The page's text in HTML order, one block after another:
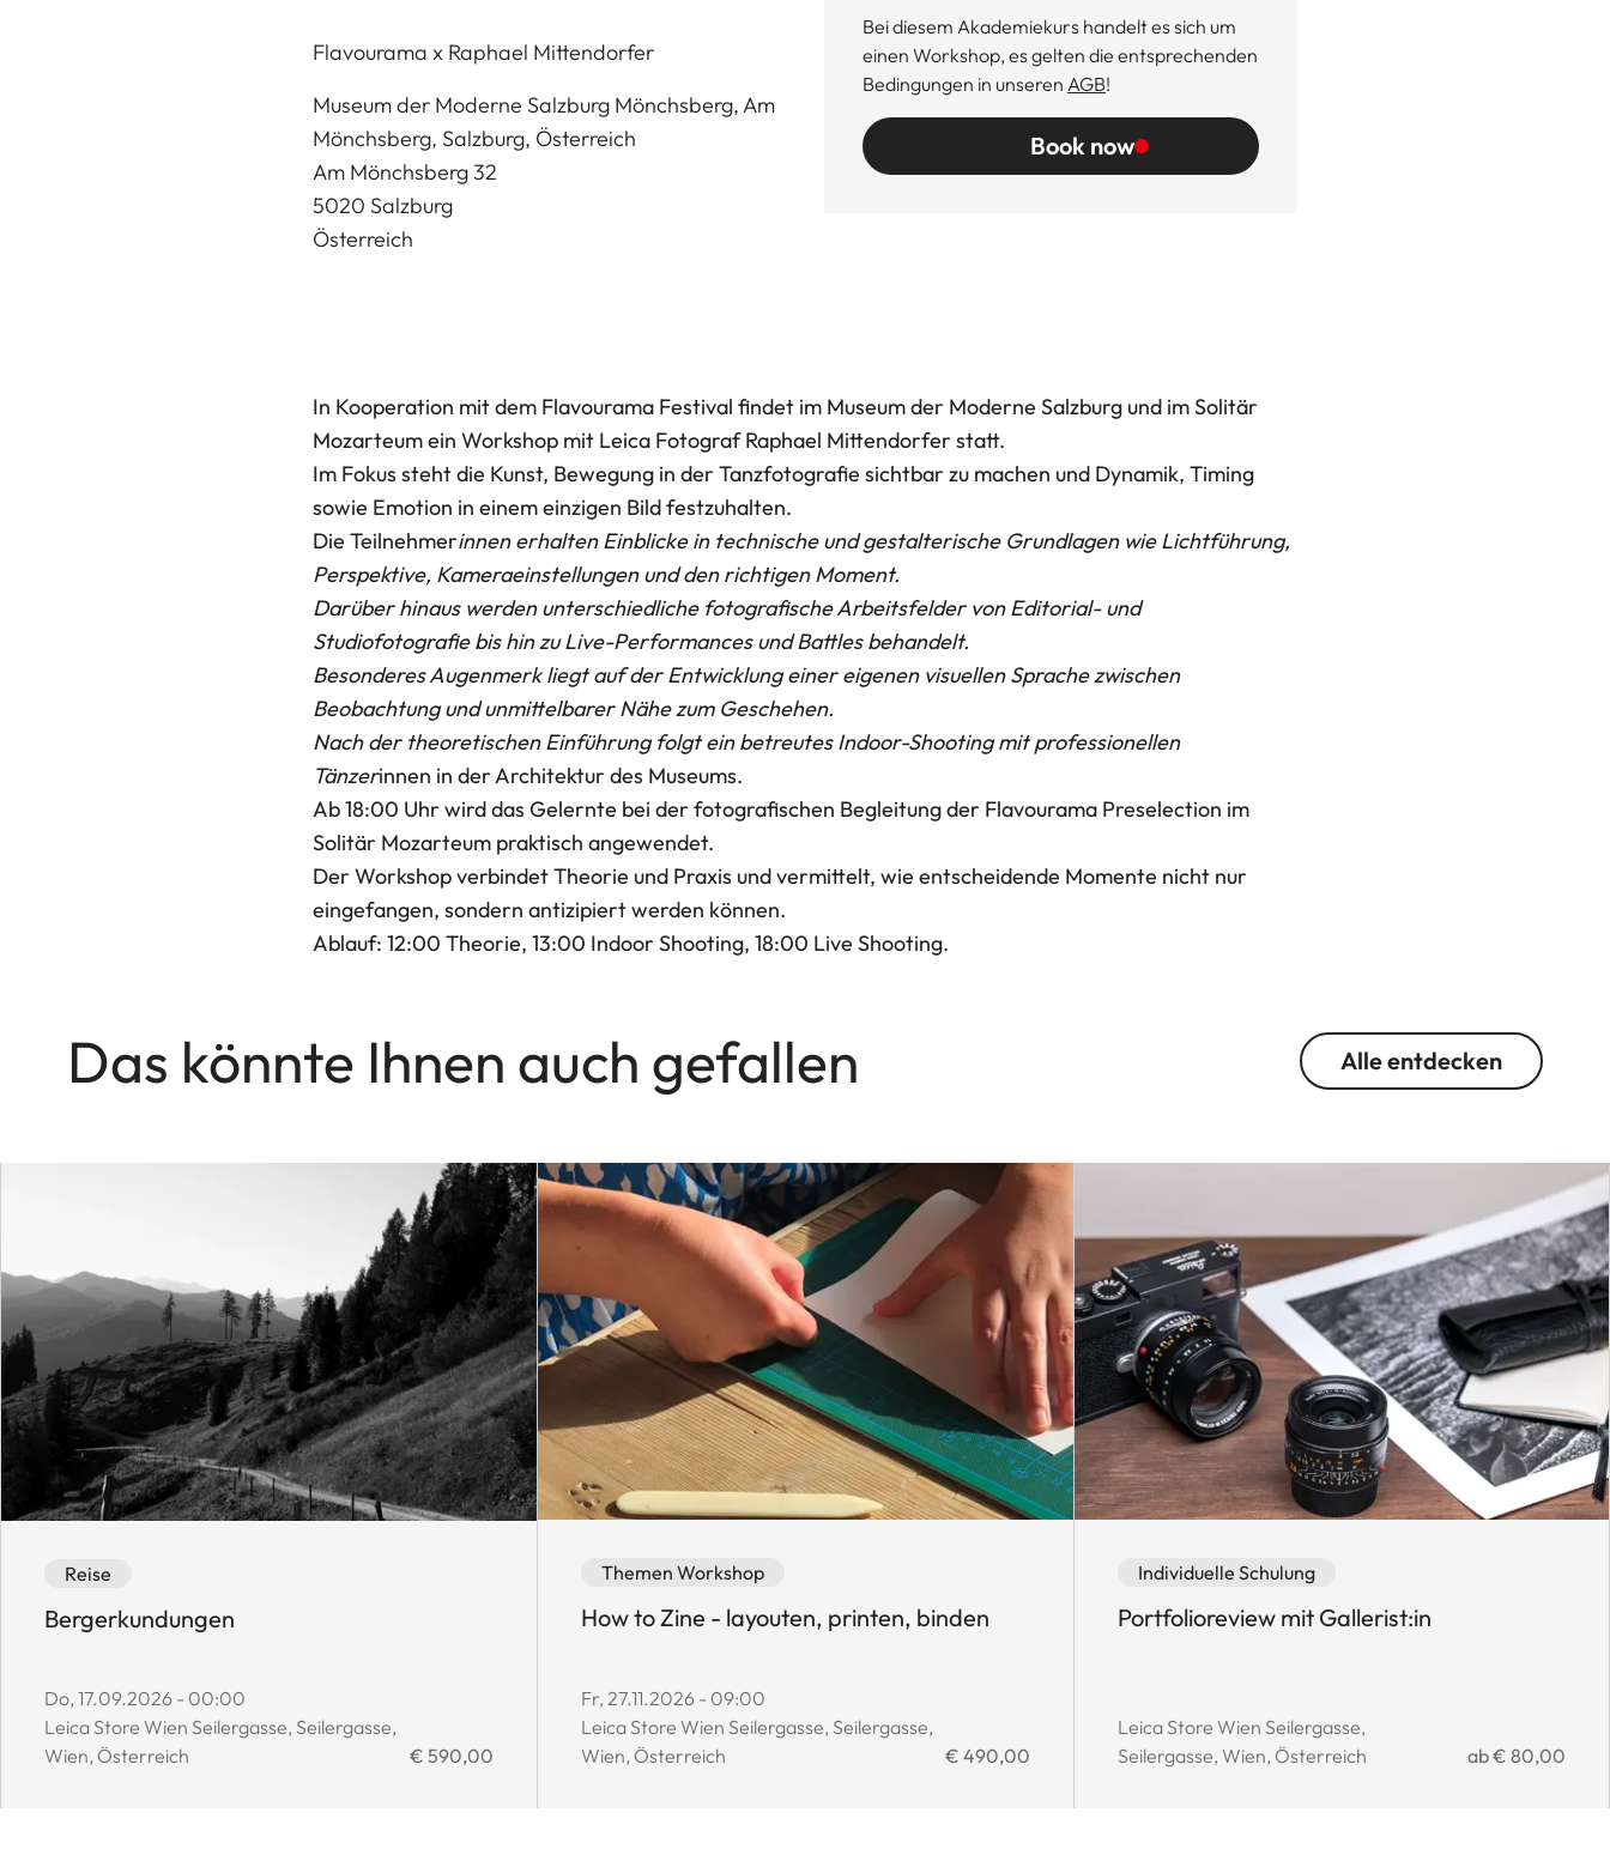
Flavourama x Raphael Mittendorfer
Museum der Moderne Salzburg Mönchsberg, Am
Mönchsberg, Salzburg, Österreich
Am Mönchsberg 32
5020 Salzburg
Österreich
Bei diesem Akademiekurs handelt es sich um
einen Workshop, es gelten die entsprechenden
Bedingungen in unseren AGB!
Book now
In Kooperation mit dem Flavourama Festival findet im Museum der Moderne Salzburg und im Solitär
Mozarteum ein Workshop mit Leica Fotograf Raphael Mittendorfer statt.
Im Fokus steht die Kunst, Bewegung in der Tanzfotografie sichtbar zu machen und Dynamik, Timing
sowie Emotion in einem einzigen Bild festzuhalten.
Die Teilnehmerinnenerhalten Einblicke in technische und gestalterische Grundlagen wie Lichtführung,
Perspektive, Kameraeinstellungen und den richtigen Moment.
Darüber hinaus werden unterschiedliche fotografische Arbeitsfelder von Editorial- und
Studiofotografie bis hin zu Live-Performances und Battles behandelt.
Besonderes Augenmerk liegt auf der Entwicklung einer eigenen visuellen Sprache zwischen
Beobachtung und unmittelbarer Nähe zum Geschehen.
Nach der theoretischen Einführung folgt ein betreutes Indoor-Shooting mit professionellen
Tänzerinnen in der Architektur des Museums.
Ab 18:00 Uhr wird das Gelernte bei der fotografischen Begleitung der Flavourama Preselection im
Solitär Mozarteum praktisch angewendet.
Der Workshop verbindet Theorie und Praxis und vermittelt, wie entscheidende Momente nicht nur
eingefangen, sondern antizipiert werden können.
Ablauf: 12:00 Theorie, 13:00 Indoor Shooting, 18:00 Live Shooting.
Das könnte Ihnen auch gefallen Alle entdecken
Reise
Event category: Reise
Event availability: Available
Bergerkundungen
Event start date:
Do, 17.09.2026 - 00:00
Event location:
Leica Store Wien Seilergasse, Seilergasse,
Wien, Österreich
Event price:
€ 590,00
Themen Workshop
Event category: Themen Workshop
Event availability: Available
How to Zine - layouten, printen, binden
Event start date:
Fr, 27.11.2026 - 09:00
Event location:
Leica Store Wien Seilergasse, Seilergasse,
Wien, Österreich
Event price:
€ 490,00
Individuelle Schulung
Event category: Individuelle Schulung
Event availability: Available
Portfolioreview mit Gallerist:in
Event location:
Leica Store Wien Seilergasse,
Seilergasse, Wien, Österreich
Event price:
ab € 80,00